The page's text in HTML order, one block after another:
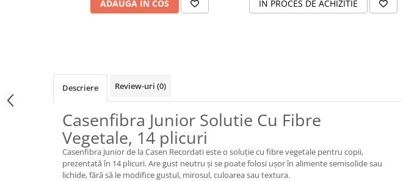
ADAUGA IN COS IN PROCES DE ACHIZITIE
Descriere Review-uri (0)
Casenfibra Junior Solutie Cu Fibre
Vegetale, 14 plicuri
Casenfibra Junior de la Casen Recordati este o soluție cu fibre vegetale pentru copii,
prezentată în 14 plicuri. Are gust neutru și se poate folosi ușor în alimente semisolide sau
lichide, fără să le modifice gustul, mirosul, culoarea sau textura.